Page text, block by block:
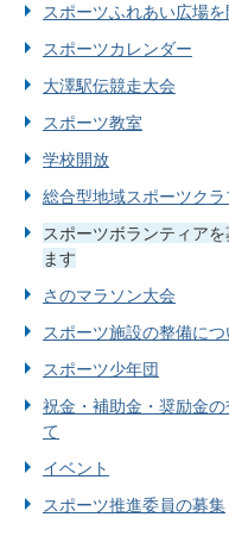
スポーツふれあい広場を
スポーツカレンダー
大澤駅伝競走大会
スポーツ教室
学校開放
総合型地域スポーツクラ
スポーツボランティア
ます
さのマラソン大会
スポーツ施設の整備につ
スポーツ少年団
祝金・補助金・奨励金
て
イベント
スポーツ推進委員の募集